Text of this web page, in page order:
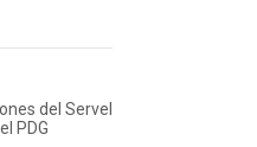
del Servel
PDG